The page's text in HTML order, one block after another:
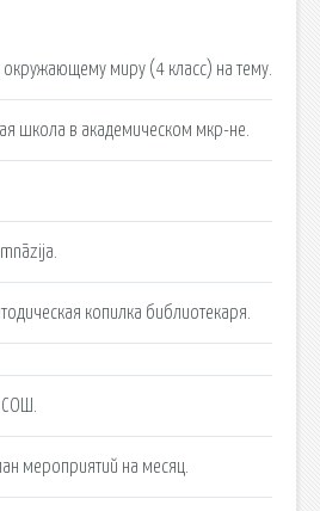
окружающему миру (4 класс) на тему.
школа в академическом мкр-не.
копилка библиотекаря.
мероприятий на месяц.